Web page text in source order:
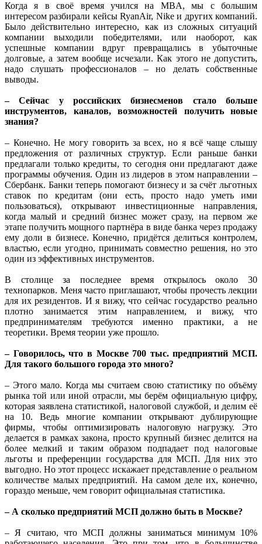
Когда я в своё время учился на MBA, мы с большим
интересом разбирали кейсы RyanAir, Nike и других компаний.
Было действительно интересно, как из сложных ситуаций
компании выходили победителями, или наоборот, как
успешные компании вдруг превращались в убыточные
долговые, а затем вообще исчезали. Как этого не допустить,
надо слушать профессионалов – но делать собственные
выводы.
– Сейчас у российских бизнесменов стало больше
инструментов, каналов, возможностей получить новые
знания?
– Конечно. Не могу говорить за всех, но я всё чаще слышу
предложения от различных структур. Если раньше банки
предлагали только кредиты, то сегодня они предлагают даже
программы обучения. Один из лидеров в этом направлении –
Сбербанк. Банки теперь помогают бизнесу и за счёт льготных
ставок по кредитам (они есть, просто надо уметь ими
пользоваться), открывают инвестиционные направления,
когда малый и средний бизнес может сразу, на первом же
этапе получить мощного партнёра в виде банка через продажу
ему доли в бизнесе. Конечно, придётся делиться контролем,
властью, если угодно, принимать совместно решения, но это
один из эффективных инструментов.
В столице за последнее время открылось около 30
технопарков. Меня часто приглашают, чтобы прочесть лекции
для их резидентов. И я вижу, что сейчас государство реально
плотно занимается этим направлением, и вижу, что
предпринимателям требуются именно практики, а не
теоретики. Время теории уже прошло.
– Говорилось, что в Москве 700 тыс. предприятий МСП.
Для такого большого города это много?
– Этого мало. Когда мы считаем свою статистику по объёму
рынка той или иной отрасли, мы берём официальную цифру,
которая заявлена статистикой, налоговой службой, и делим её
на 10. Ведь многие компании открывают дублирующие
фирмы, чтобы оптимизировать налоговую нагрузку. Это
делается в рамках закона, просто крупный бизнес делится на
более мелкий и таким образом подпадает под налоговые
льготы и преференции государства для МСП. Для них это
выгодно. Но этот процесс искажает представление о реальном
количестве малых предприятий. На самом деле их, конечно,
гораздо меньше, чем говорит официальная статистика.
– А сколько предприятий МСП должно быть в Москве?
– Я считаю, что МСП должны заниматься минимум 10%